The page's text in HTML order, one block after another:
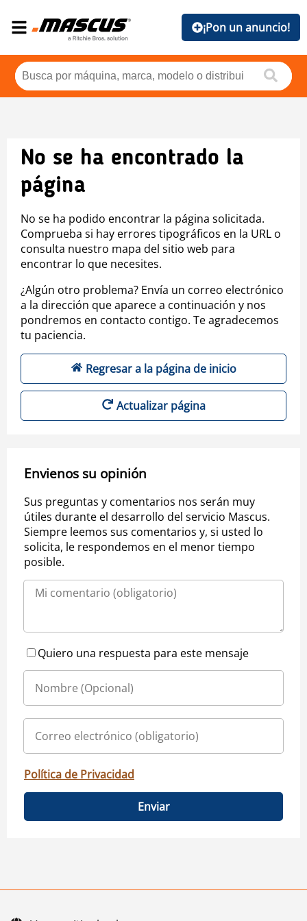
¡Pon un anuncio!
No se ha encontrado la
página
No se ha podido encontrar la página solicitada.
Comprueba si hay errores tipográficos en la URL o
consulta nuestro mapa del sitio web para
encontrar lo que necesites.
¿Algún otro problema? Envía un correo electrónico
a la dirección que aparece a continuación y nos
pondremos en contacto contigo. Te agradecemos
tu paciencia.
Regresar a la página de inicio
Actualizar página
Envienos su opinión
Sus preguntas y comentarios nos serán muy
útiles durante el desarrollo del servicio Mascus.
Siempre leemos sus comentarios y, si usted lo
solicita, le respondemos en el menor tiempo
posible.
Quiero una respuesta para este mensaje
Política de Privacidad
Enviar